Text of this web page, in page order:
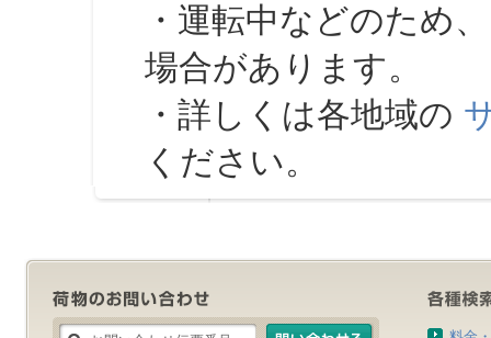
・運転中などのため
場合があります。
・詳しくは各地域の
ください。